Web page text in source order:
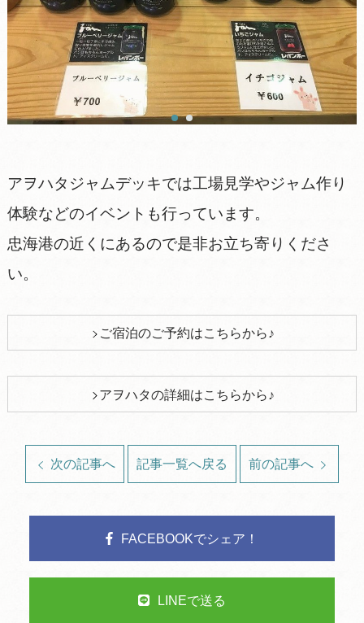
アヲハタジャムデッキでは工場見学やジャム作り
体験などのイベントも行っています。
忠海港の近くにあるので是非お立ち寄りくださ
い。
ご宿泊のご予約はこちらから♪
アヲハタの詳細はこちらから♪
次の記事へ 記事一覧へ戻る 前の記事へ
FACEBOOKでシェア！
LINEで送る